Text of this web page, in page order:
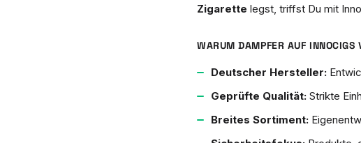
Zigarette legst, triffst Du mit
WARUM DAMPFER AUF INNOCIGS
Deutscher Hersteller:
Geprüfte Qualität: Strikte
Breites Sortiment: